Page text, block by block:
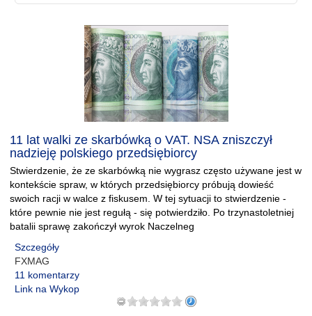
11 lat walki ze skarbówką o VAT. NSA zniszczył
nadzieję polskiego przedsiębiorcy
Stwierdzenie, że ze skarbówką nie wygrasz często używane jest w
kontekście spraw, w których przedsiębiorcy próbują dowieść
swoich racji w walce z fiskusem. W tej sytuacji to stwierdzenie -
które pewnie nie jest regułą - się potwierdziło. Po trzynastoletniej
batalii sprawę zakończył wyrok Naczelneg
Szczegóły
FXMAG
11 komentarzy
Link na Wykop